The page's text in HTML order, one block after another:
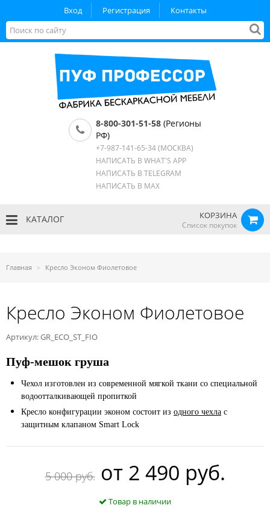
Вход Регистрация Контакты
8-800-301-51-58 (Регионы
РФ)
+7-987-141-65-34(МОСКВА)
НАПИСАТЬ В WHAT'S APP
НАПИСАТЬ В TELEGRAM
НАПИСАТЬ В MAX
КОРЗИНА
Список покупок
КАТАЛОГ
Главная Кресло Эконом Фиолетовое
Кресло Эконом Фиолетовое
Артикул: GR_ECO_ST_FIO
Пуф-мешок груша
Чехол изготовлен из современной мягкой ткани со специальной
водоотталкивающей пропиткой
Кресло конфигурации эконом состоит из одного чехла с
защитным клапаном Smart Lock
5 000 руб. oт2 490 руб.
Товар в наличии